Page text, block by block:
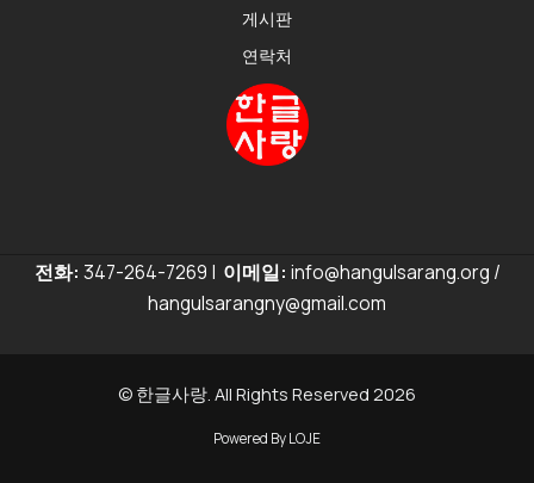
게시판
연락처
전화: 347-264-7269 | 이메일: info@hangulsarang.org /
hangulsarangny@gmail.com
© 한글사랑. All Rights Reserved 2026
Powered By LOJE